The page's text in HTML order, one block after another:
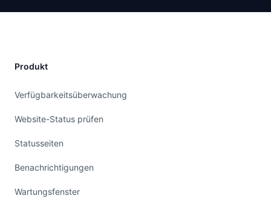
Produkt
Verfügbarkeitsüberwachung
Website-Status prüfen
Statusseiten
Benachrichtigungen
Wartungsfenster